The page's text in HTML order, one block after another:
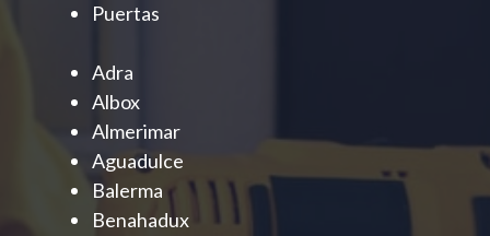
Puertas
Adra
Albox
Almerimar
Aguadulce
Balerma
Benahadux